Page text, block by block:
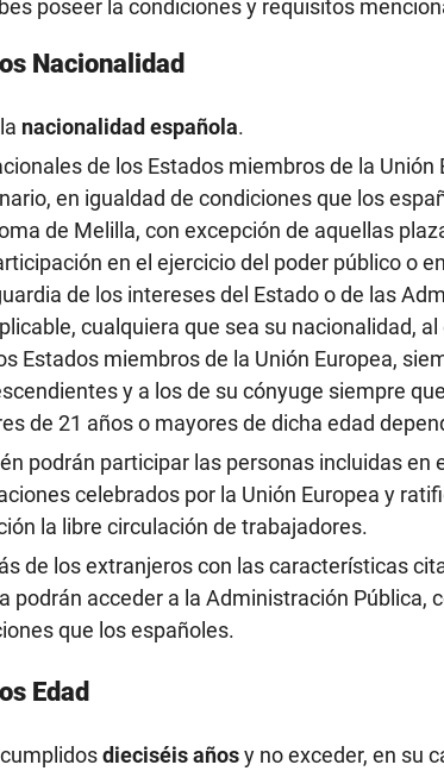
poseer la condiciones y requisitos
Nacionalidad
nacionalidad española.
de los Estados miembros de la Unión
en igualdad de condiciones que los
de Melilla, con excepción de aquellas
en el ejercicio del poder público o
de los intereses del Estado o de las
cualquiera que sea su nacionalidad,
Estados miembros de la Unión Europea,
y a los de su cónyuge siempre
de 21 años o mayores de dicha edad
podrán participar las personas incluidas en
celebrados por la Unión Europea y
la libre circulación de trabajadores.
de los extranjeros con las características
podrán acceder a la Administración Pública,
que los españoles.
Edad
dieciséis añosy no exceder, en su